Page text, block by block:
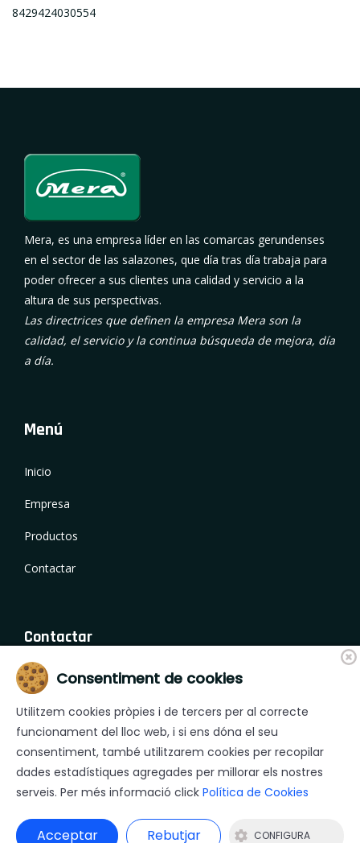
8429424030554
Mera, es una empresa líder en las comarcas gerundenses
en el sector de las salazones, que día tras día trabaja para
poder ofrecer a sus clientes una calidad y servicio a la
altura de sus perspectivas.
Las directrices que definen la empresa Mera son la
calidad, el servicio y la continua búsqueda de mejora, día
a día.
Menú
Inicio
Empresa
Productos
Contactar
Contactar
Camí de Fornells 18, 17459 Campllong (Girona)
+34 972 244 490
+34 972 231 138
mera@mera.es
© 2026 J&C Mera,S.L. - Todos los derechos reservados |
Avís Legal| Política de privacitat | Política de Cookies
Consentiment de cookies
Utilitzem cookies pròpies i de tercers per al correcte
funcionament del lloc web, i si ens dóna el seu
consentiment, també utilitzarem cookies per recopilar
dades estadístiques agregades per millorar els nostres
serveis. Per més informació click Política de Cookies
Acceptar Rebutjar CONFIGURA